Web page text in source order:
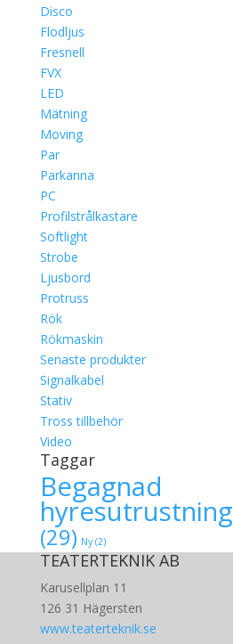
Disco
Flodljus
Fresnell
FVX
LED
Mätning
Moving
Par
Parkanna
PC
Profilstrålkastare
Softlight
Strobe
Ljusbord
Protruss
Rök
Rökmaskin
Senaste produkter
Signalkabel
Stativ
Tross tillbehör
Video
Taggar
Begagnad
hyresutrustning
(29) Ny(2)
TEATERTEKNIK AB
Karusellplan 11
126 31 Hägersten
www.teaterteknik.se